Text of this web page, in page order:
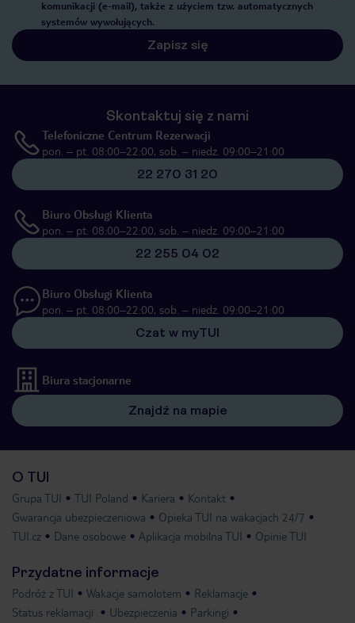
komunikacji (e-mail), także z użyciem tzw. automatycznych
systemów wywołujących.
Zapisz się
Skontaktuj się z nami
Telefoniczne Centrum Rezerwacji
pon. – pt. 08:00–22:00, sob. – niedz. 09:00–21:00
22 270 31 20
Biuro Obsługi Klienta
pon. – pt. 08:00–22:00, sob. – niedz. 09:00–21:00
22 255 04 02
Biuro Obsługi Klienta
pon. – pt. 08:00–22:00, sob. – niedz. 09:00–21:00
Czat w myTUI
Biura stacjonarne
Znajdź na mapie
O TUI
Grupa TUI TUI Poland Kariera
Kontakt
Gwarancja ubezpieczeniowa
Opieka TUI na wakacjach 24/7
TUI.cz
Dane osobowe Aplikacja mobilna TUI Opinie TUI
Przydatne informacje
Podróż z TUI Wakacje samolotem
Reklamacje
Status reklamacji
Ubezpieczenia Parkingi